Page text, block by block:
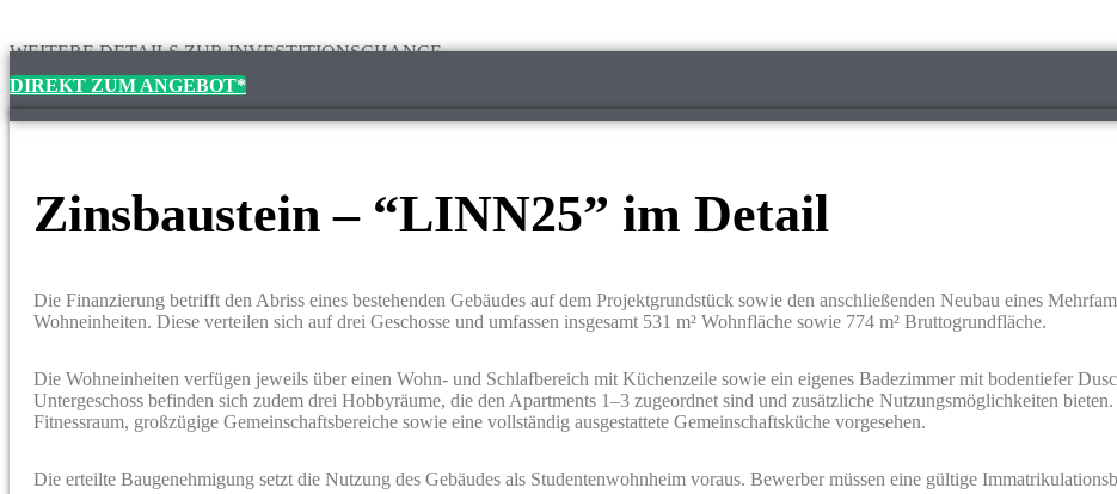
WEITERE DETAILS ZUR INVESTITIONSCHANCE
DIREKT ZUM ANGEBOT*
Zinsbaustein – “LINN25” im Detail
Die Finanzierung betrifft den Abriss eines bestehenden Gebäudes auf dem Projektgrundstück sowie den anschließenden Neubau eines
Wohneinheiten. Diese verteilen sich auf drei Geschosse und umfassen insgesamt 531 m² Wohnfläche sowie 774 m² Bruttogrundfläche.
Die Wohneinheiten verfügen jeweils über einen Wohn- und Schlafbereich mit Küchenzeile sowie ein eigenes Badezimmer mit bodentiefer
Untergeschoss befinden sich zudem drei Hobbyräume, die den Apartments 1–3 zugeordnet sind und zusätzliche Nutzungsmöglichkeiten
Fitnessraum, großzügige Gemeinschaftsbereiche sowie eine vollständig ausgestattete Gemeinschaftsküche vorgesehen.
Die erteilte Baugenehmigung setzt die Nutzung des Gebäudes als Studentenwohnheim voraus. Bewerber müssen eine gültige